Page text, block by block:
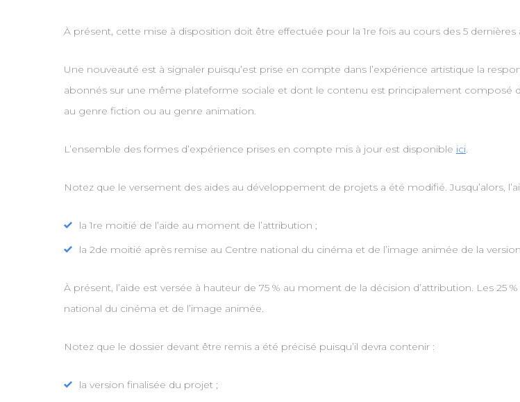
À présent, cette mise à disposition doit être effectuée pour la 1re fois au cours des 5 dernières
Une nouveauté est à signaler puisqu’est prise en compte dans l’expérience artistique la
abonnés sur une même plateforme sociale et dont le contenu est principalement composé
au genre fiction ou au genre animation.
L’ensemble des formes d’expérience prises en compte mis à jour est disponible ici.
Notez que le versement des aides au développement de projets a été modifié. Jusqu’alors,
la 1re moitié de l’aide au moment de l’attribution ;
la 2de moitié après remise au Centre national du cinéma et de l’image animée de la
À présent, l’aide est versée à hauteur de 75 % au moment de la décision d’attribution. Les
national du cinéma et de l’image animée.
Notez que le dossier devant être remis a été précisé puisqu’il devra contenir :
la version finalisée du projet ;